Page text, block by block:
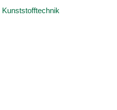
Kunststofftechnik